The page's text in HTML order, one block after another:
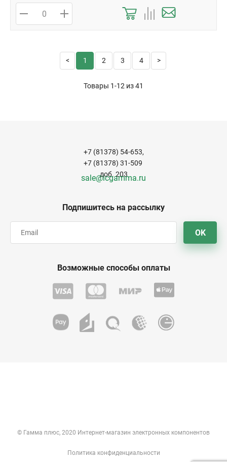
1 2 3 4
Товары 1-12 из41
Подпишитесь на рассылку
OK
+7 (81378) 54-653,
+7 (81378) 31-509
доб. 203
sale@icgamma.ru
Возможные способы оплаты
© Гамма плюс, 2020 Интернет-магазин электронных компонентов
Политика конфиденциальности